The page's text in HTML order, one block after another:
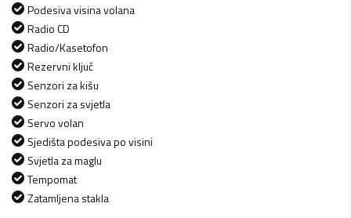
Podesiva visina volana
Radio CD
Radio/Kasetofon
Rezervni ključ
Senzori za kišu
Senzori za svjetla
Servo volan
Sjedišta podesiva po visini
Svjetla za maglu
Tempomat
Zatamljena stakla